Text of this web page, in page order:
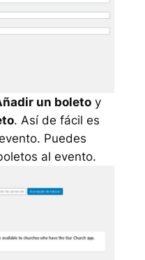
un boletoy
. Así de fácil es
Puedes
al evento.